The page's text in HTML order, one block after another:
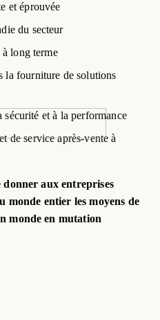
et éprouvée
du secteur
long terme
la fourniture de solutions
et à la performance
de service après-vente à
donner aux entreprises
monde entier les moyens de
monde en mutation